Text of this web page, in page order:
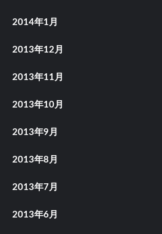
2014年1月
2013年12月
2013年11月
2013年10月
2013年9月
2013年8月
2013年7月
2013年6月